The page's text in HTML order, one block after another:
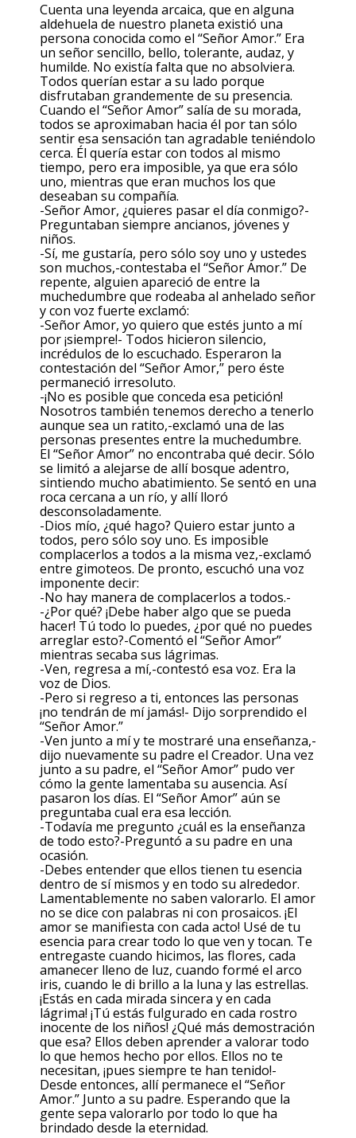
Cuenta una leyenda arcaica, que en alguna
aldehuela de nuestro planeta existió una
persona conocida como el “Señor Amor.” Era
un señor sencillo, bello, tolerante, audaz, y
humilde. No existía falta que no absolviera.
Todos querían estar a su lado porque
disfrutaban grandemente de su presencia.
Cuando el “Señor Amor” salía de su morada,
todos se aproximaban hacia él por tan sólo
sentir esa sensación tan agradable teniéndolo
cerca. Él quería estar con todos al mismo
tiempo, pero era imposible, ya que era sólo
uno, mientras que eran muchos los que
deseaban su compañía.
-Señor Amor, ¿quieres pasar el día conmigo?-
Preguntaban siempre ancianos, jóvenes y
niños.
-Sí, me gustaría, pero sólo soy uno y ustedes
son muchos,-contestaba el “Señor Amor.” De
repente, alguien apareció de entre la
muchedumbre que rodeaba al anhelado señor
y con voz fuerte exclamó:
-Señor Amor, yo quiero que estés junto a mí
por ¡siempre!- Todos hicieron silencio,
incrédulos de lo escuchado. Esperaron la
contestación del “Señor Amor,” pero éste
permaneció irresoluto.
-¡No es posible que conceda esa petición!
Nosotros también tenemos derecho a tenerlo
aunque sea un ratito,-exclamó una de las
personas presentes entre la muchedumbre.
El “Señor Amor” no encontraba qué decir. Sólo
se limitó a alejarse de allí bosque adentro,
sintiendo mucho abatimiento. Se sentó en una
roca cercana a un río, y allí lloró
desconsoladamente.
-Dios mío, ¿qué hago? Quiero estar junto a
todos, pero sólo soy uno. Es imposible
complacerlos a todos a la misma vez,-exclamó
entre gimoteos. De pronto, escuchó una voz
imponente decir:
-No hay manera de complacerlos a todos.-
-¿Por qué? ¡Debe haber algo que se pueda
hacer! Tú todo lo puedes, ¿por qué no puedes
arreglar esto?-Comentó el “Señor Amor”
mientras secaba sus lágrimas.
-Ven, regresa a mí,-contestó esa voz. Era la
voz de Dios.
-Pero si regreso a ti, entonces las personas
¡no tendrán de mí jamás!- Dijo sorprendido el
“Señor Amor.”
-Ven junto a mí y te mostraré una enseñanza,-
dijo nuevamente su padre el Creador. Una vez
junto a su padre, el “Señor Amor” pudo ver
cómo la gente lamentaba su ausencia. Así
pasaron los días. El “Señor Amor” aún se
preguntaba cual era esa lección.
-Todavía me pregunto ¿cuál es la enseñanza
de todo esto?-Preguntó a su padre en una
ocasión.
-Debes entender que ellos tienen tu esencia
dentro de sí mismos y en todo su alrededor.
Lamentablemente no saben valorarlo. El amor
no se dice con palabras ni con prosaicos. ¡El
amor se manifiesta con cada acto! Usé de tu
esencia para crear todo lo que ven y tocan. Te
entregaste cuando hicimos, las flores, cada
amanecer lleno de luz, cuando formé el arco
iris, cuando le di brillo a la luna y las estrellas.
¡Estás en cada mirada sincera y en cada
lágrima! ¡Tú estás fulgurado en cada rostro
inocente de los niños! ¿Qué más demostración
que esa? Ellos deben aprender a valorar todo
lo que hemos hecho por ellos. Ellos no te
necesitan, ¡pues siempre te han tenido!-
Desde entonces, allí permanece el “Señor
Amor.” Junto a su padre. Esperando que la
gente sepa valorarlo por todo lo que ha
brindado desde la eternidad.